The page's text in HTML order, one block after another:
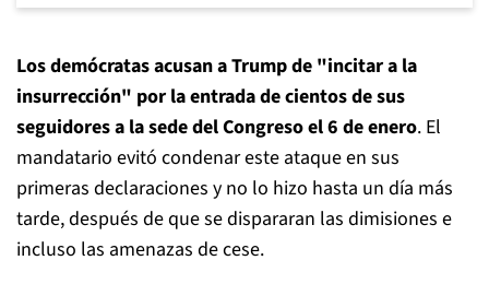
Los demócratas acusan a Trump de "incitar a la
insurrección" por la entrada de cientos de sus
seguidores a la sede del Congreso el 6 de enero. El
mandatario evitó condenar este ataque en sus
primeras declaraciones y no lo hizo hasta un día más
tarde, después de que se dispararan las dimisiones e
incluso las amenazas de cese.